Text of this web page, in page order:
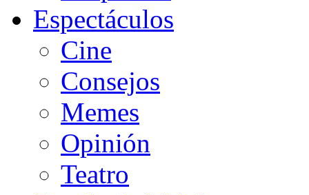
Espectáculos
Cine
Consejos
Memes
Opinión
Teatro